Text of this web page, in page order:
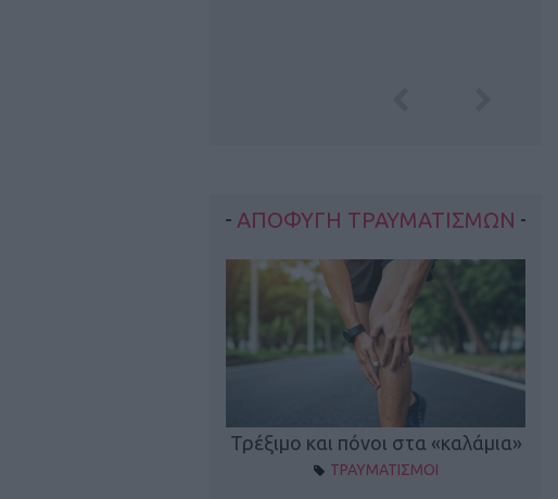
ΑΠΟΦΥΓΗ ΤΡΑΥΜΑΤΙΣΜΩΝ
Τρέξιμο και πόνοι στα «καλάμια»
ΤΡΑΥΜΑΤΙΣΜΟΙ